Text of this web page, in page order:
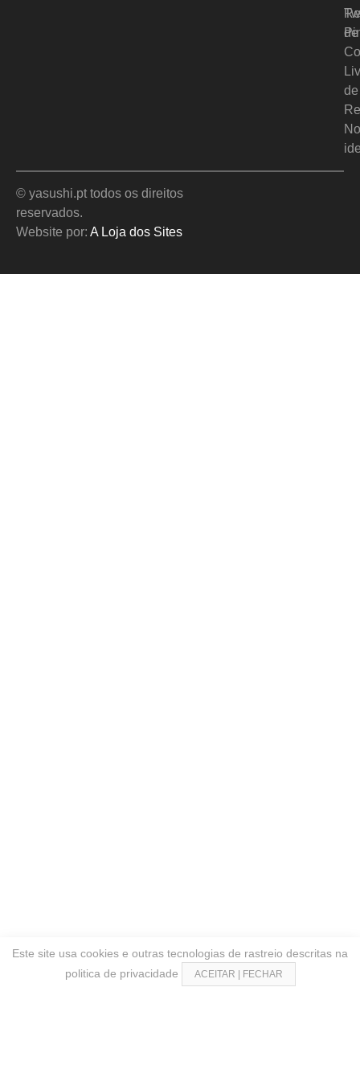
de
de
© yasushi.pt todos os direitos
reservados.
Website por: A Loja dos Sites
Este site usa cookies e outras tecnologias de rastreio descritas na
politica de privacidade
ACEITAR | FECHAR